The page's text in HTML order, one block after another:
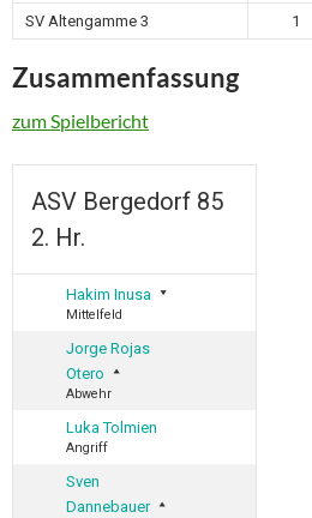
SV Altengamme 3
1
Zusammenfassung
zum Spielbericht
ASV Bergedorf 85
2. Hr.
Hakim Inusa
Mittelfeld
Jorge Rojas
Otero
Abwehr
Luka Tolmien
Angriff
Sven
Dannebauer